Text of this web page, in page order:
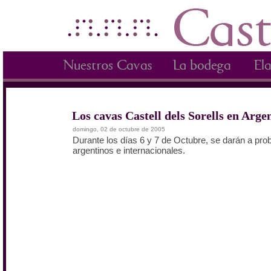
Los cavas Castell dels Sorells en
domingo, 02 de octubre de 2005
Durante los días 6 y 7 de Octubre, se darán a
argentinos e internacionales.